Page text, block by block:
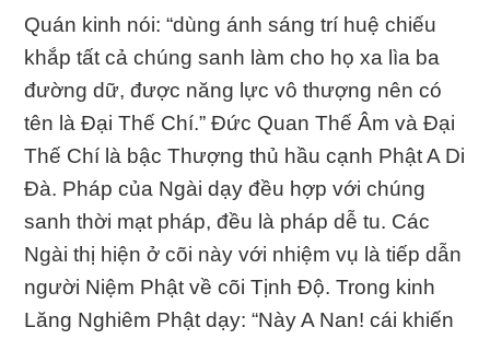
Quán kinh nói: “dùng ánh sáng trí huệ chiếu
khắp tất cả chúng sanh làm cho họ xa lìa ba
đường dữ, được năng lực vô thượng nên có
tên là Đại Thế Chí.” Đức Quan Thế Âm và Đại
Thế Chí là bậc Thượng thủ hầu cạnh Phật A Di
Đà. Pháp của Ngài dạy đều hợp với chúng
sanh thời mạt pháp, đều là pháp dễ tu. Các
Ngài thị hiện ở cõi này với nhiệm vụ là tiếp dẫn
người Niệm Phật về cõi Tịnh Độ. Trong kinh
Lăng Nghiêm Phật dạy: “Này A Nan! cái khiến